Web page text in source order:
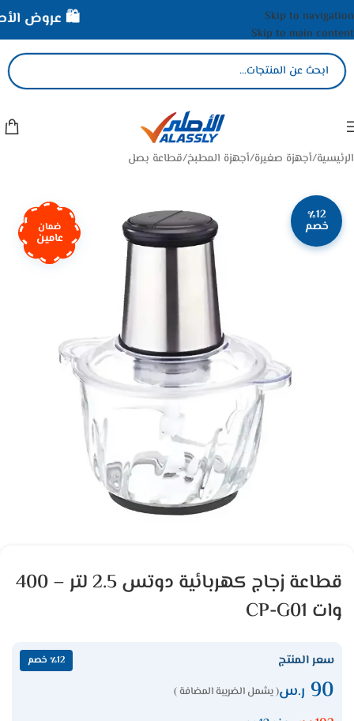
Skip to navigation
Skip to main content
الرئيسية/أجهزة صغيرة/أجهزة المطبخ/قطاعة بصل
٪12
خصم ضمان
عامين
قطاعة زجاج كهربائية دوتس 2.5 لتر – 400
وات CP-G01
سعر المنتج ٪12 خصم
90 ر.س( يشمل الضريبة المضافة )
🛍️ عروض